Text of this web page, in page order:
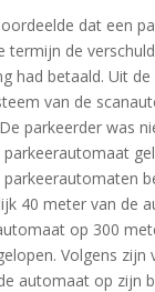
dat een
termijn de
had betaald. Uit
van de
parkeerder was
40 meter van de
op 300
Volgens zijn
automaat op zijn